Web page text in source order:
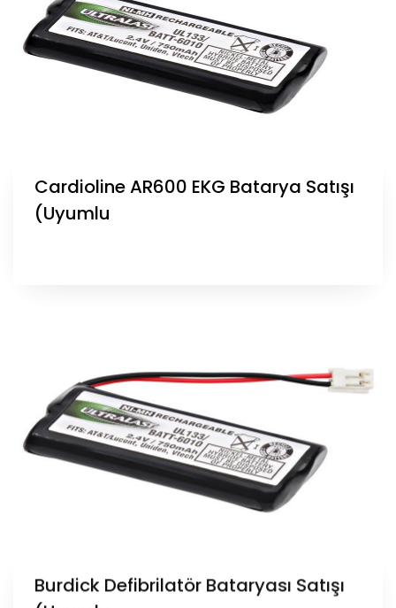
Cardioline AR600 EKG Batarya Satışı
(Uyumlu
Burdick Defibrilatör Bataryası Satışı